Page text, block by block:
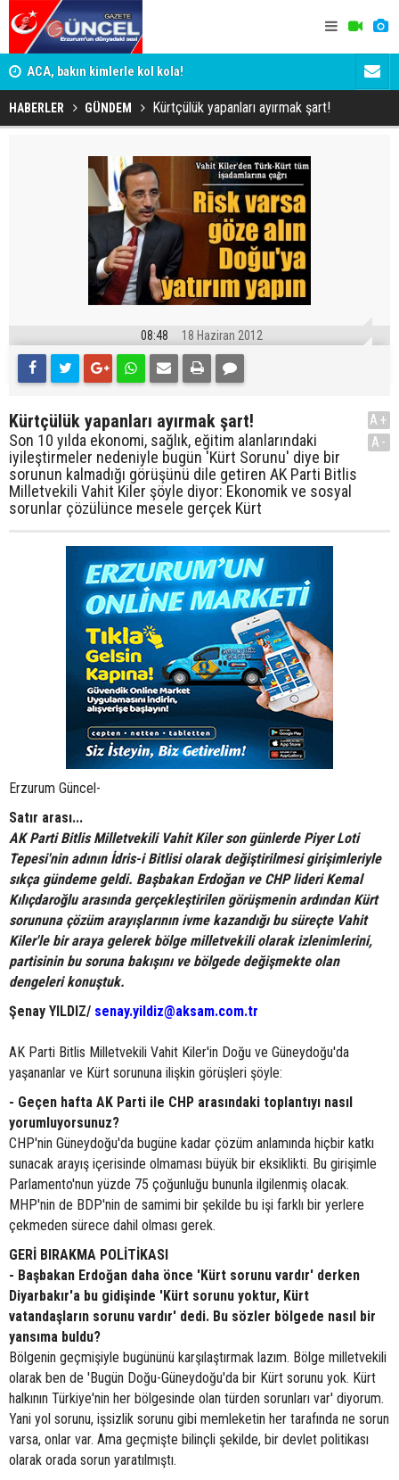
ACA, bakın kimlerle kol kola!
HABERLER GÜNDEM Kürtçülük yapanları ayırmak şart!
08:48 18 Haziran 2012
Kürtçülük yapanları ayırmak şart!
Son 10 yılda ekonomi, sağlık, eğitim alanlarındaki
iyileştirmeler nedeniyle bugün 'Kürt Sorunu' diye bir
sorunun kalmadığı görüşünü dile getiren AK Parti Bitlis
Milletvekili Vahit Kiler şöyle diyor: Ekonomik ve sosyal
sorunlar çözülünce mesele gerçek Kürt
A+
A-
Erzurum Güncel-
Satır arası...
AK Parti Bitlis Milletvekili Vahit Kiler son günlerde Piyer Loti
Tepesi'nin adının İdris-i Bitlisi olarak değiştirilmesi girişimleriyle
sıkça gündeme geldi. Başbakan Erdoğan ve CHP lideri Kemal
Kılıçdaroğlu arasında gerçekleştirilen görüşmenin ardından Kürt
sorununa çözüm arayışlarının ivme kazandığı bu süreçte Vahit
Kiler'le bir araya gelerek bölge milletvekili olarak izlenimlerini,
partisinin bu soruna bakışını ve bölgede değişmekte olan
dengeleri konuştuk.
Şenay YILDIZ/ senay.yildiz@aksam.com.tr
AK Parti Bitlis Milletvekili Vahit Kiler'in Doğu ve Güneydoğu'da
yaşananlar ve Kürt sorununa ilişkin görüşleri şöyle:
- Geçen hafta AK Parti ile CHP arasındaki toplantıyı nasıl
yorumluyorsunuz?
CHP'nin Güneydoğu'da bugüne kadar çözüm anlamında hiçbir katkı
sunacak arayış içerisinde olmaması büyük bir eksiklikti. Bu girişimle
Parlamento'nun yüzde 75 çoğunluğu bununla ilgilenmiş olacak.
MHP'nin de BDP'nin de samimi bir şekilde bu işi farklı bir yerlere
çekmeden sürece dahil olması gerek.
GERİ BIRAKMA POLİTİKASI
- Başbakan Erdoğan daha önce 'Kürt sorunu vardır' derken
Diyarbakır'a bu gidişinde 'Kürt sorunu yoktur, Kürt
vatandaşların sorunu vardır' dedi. Bu sözler bölgede nasıl bir
yansıma buldu?
Bölgenin geçmişiyle bugününü karşılaştırmak lazım. Bölge milletvekili
olarak ben de 'Bugün Doğu-Güneydoğu'da bir Kürt sorunu yok. Kürt
halkının Türkiye'nin her bölgesinde olan türden sorunları var' diyorum.
Yani yol sorunu, işsizlik sorunu gibi memleketin her tarafında ne sorun
varsa, onlar var. Ama geçmişte bilinçli şekilde, bir devlet politikası
olarak orada sorun yaratılmıştı.